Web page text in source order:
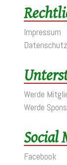
Impressum
Werde
Werde
Social
Facebook